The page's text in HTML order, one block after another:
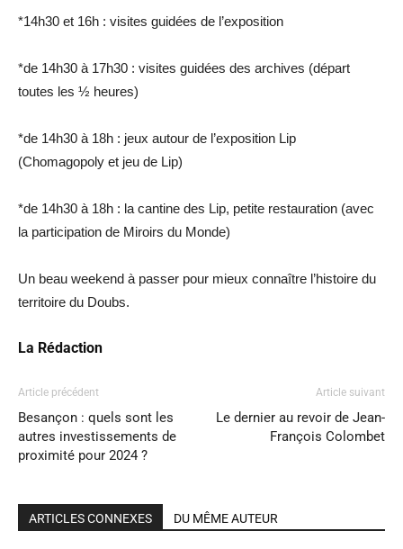
*14h30 et 16h : visites guidées de l’exposition
*de 14h30 à 17h30 : visites guidées des archives (départ
toutes les ½ heures)
*de 14h30 à 18h : jeux autour de l’exposition Lip
(Chomagopoly et jeu de Lip)
*de 14h30 à 18h : la cantine des Lip, petite restauration (avec
la participation de Miroirs du Monde)
Un beau weekend à passer pour mieux connaître l’histoire du
territoire du Doubs.
La Rédaction
Article précédent
Besançon : quels sont les
autres investissements de
proximité pour 2024 ?
Article suivant
Le dernier au revoir de Jean-
François Colombet
ARTICLES CONNEXES DU MÊME AUTEUR